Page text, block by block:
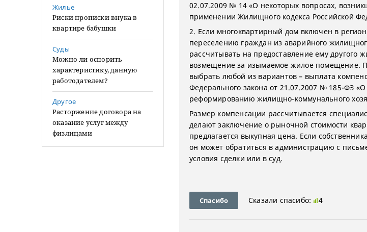
Жилье
Риски прописки внука в
квартире бабушки
Суды
Можно ли оспорить
характеристику, данную
работодателем?
Другое
Расторжение договора на
оказание услуг между
физлицами
02.07.2009 № 14 «О некоторых вопросах,
применении Жилищного кодекса Российской
2. Если многоквартирный дом включен в
переселению граждан из аварийного
рассчитывать на предоставление ему другого
возмещение за изымаемое жилое помещение.
выбрать любой из вариантов – выплата
Федерального закона от 21.07.2007 № 185-ФЗ
реформированию жилищно-коммунального
Размер компенсации рассчитывается
делают заключение о рыночной стоимости
предлагается выкупная цена. Если
он может обратиться в администрацию с
условия сделки или в суд.
Спасибо Сказали спасибо: 4